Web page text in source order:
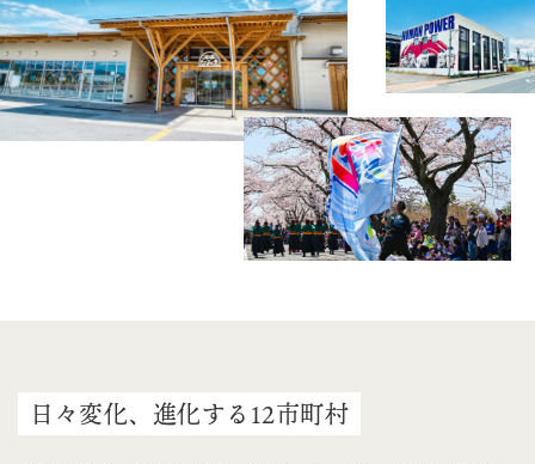
日々変化、進化する12市町村